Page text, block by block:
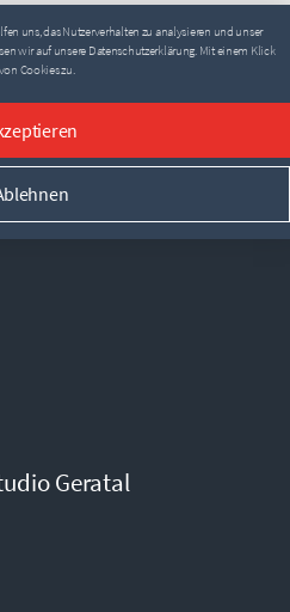
uns, das Nutzerverhalten zu analysieren und unser
wir auf unsere Datenschutzerklärung. Mit einem Klick
Cookies zu.
Geratal